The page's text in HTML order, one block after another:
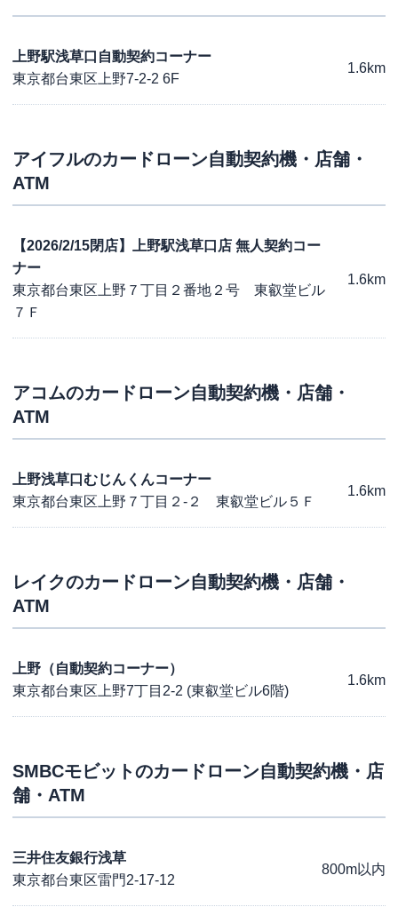
上野駅浅草口自動契約コーナー
東京都台東区上野7-2-2 6F
1.6km
アイフルのカードローン自動契約機・店舗・
ATM
【2026/2/15閉店】上野駅浅草口店 無人契約コー
ナー
東京都台東区上野７丁目２番地２号 東叡堂ビル
７Ｆ
1.6km
アコムのカードローン自動契約機・店舗・
ATM
上野浅草口むじんくんコーナー
東京都台東区上野７丁目２-２ 東叡堂ビル５Ｆ
1.6km
レイクのカードローン自動契約機・店舗・
ATM
上野（自動契約コーナー）
東京都台東区上野7丁目2-2 (東叡堂ビル6階)
1.6km
SMBCモビットのカードローン自動契約機・店
舗・ATM
三井住友銀行浅草
東京都台東区雷門2-17-12
800m以内